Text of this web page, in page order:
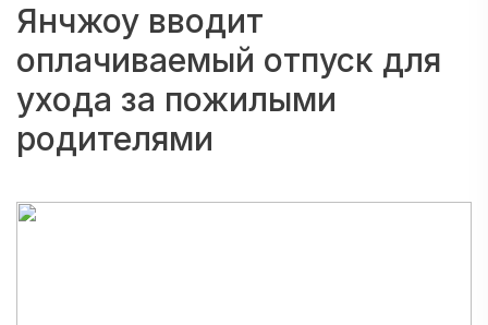
Янчжоу вводит
оплачиваемый отпуск для
ухода за пожилыми
родителями